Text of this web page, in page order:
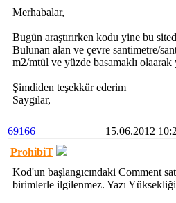
Merhabalar,
Bugün araştırırken kodu yine bu
Bulunan alan ve çevre santimetre/
m2/mtül ve yüzde basamaklı
Şimdiden teşekkür ederim
Saygılar,
69166
15.06.2012
ProhibiT
Kod'un başlangıcındaki Comment
birimlerle ilgilenmez. Yazı Yüksekliği